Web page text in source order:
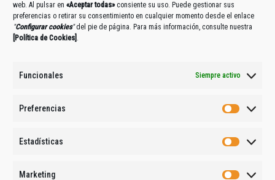
web. Al pulsar en «Aceptar todas»consiente su uso. Puede gestionar sus
preferencias o retirar su consentimiento en cualquier momento desde el enlace
"Configurar cookies"del pie de página. Para más información, consulte nuestra
Política de Cookies .
Funcionales Siempre activo
Preferencias
Estadísticas
Marketing
Añadir al carrito